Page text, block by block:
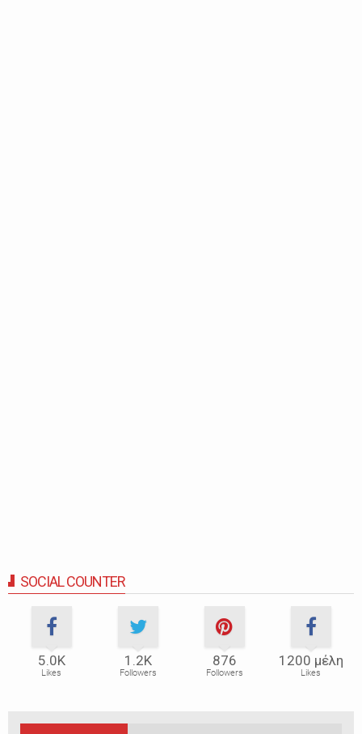
SOCIAL COUNTER
5.0Κ
Likes
1.2Κ
Followers
876
Followers
1200 μέλη
Likes